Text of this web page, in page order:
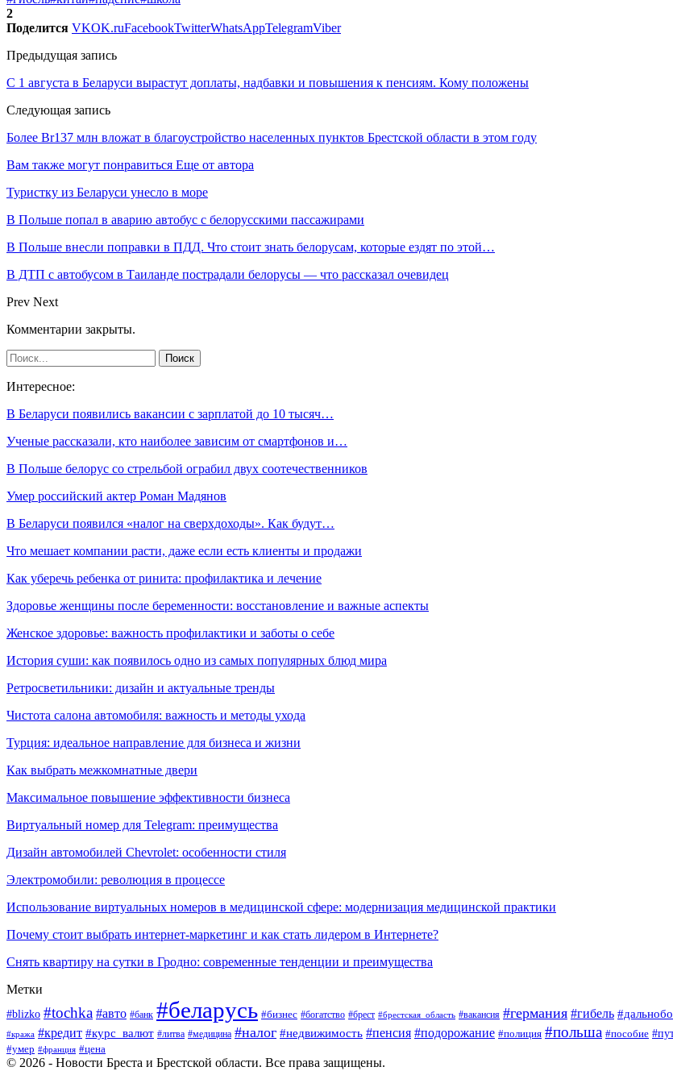
2
Поделится VKOK.ruFacebookTwitterWhatsAppTelegramViber
Предыдущая запись
С 1 августа в Беларуси вырастут доплаты, надбавки и повышения к пенсиям. Кому положены
Следующая запись
Более Br137 млн вложат в благоустройство населенных пунктов Брестской области в этом году
Вам также могут понравиться Еще от автора
Туристку из Беларуси унесло в море
В Польше попал в аварию автобус с белорусскими пассажирами
В Польше внесли поправки в ПДД. Что стоит знать белорусам, которые ездят по этой…
В ДТП с автобусом в Таиланде пострадали белорусы — что рассказал очевидец
Prev Next
Комментарии закрыты.
Интересное:
В Беларуси появились вакансии с зарплатой до 10 тысяч…
Ученые рассказали, кто наиболее зависим от смартфонов и…
В Польше белорус со стрельбой ограбил двух соотечественников
Умер российский актер Роман Мадянов
В Беларуси появился «налог на сверхдоходы». Как будут…
Что мешает компании расти, даже если есть клиенты и продажи
Как уберечь ребенка от ринита: профилактика и лечение
Здоровье женщины после беременности: восстановление и важные аспекты
Женское здоровье: важность профилактики и заботы о себе
История суши: как появилось одно из самых популярных блюд мира
Ретросветильники: дизайн и актуальные тренды
Чистота салона автомобиля: важность и методы ухода
Турция: идеальное направление для бизнеса и жизни
Как выбрать межкомнатные двери
Максимальное повышение эффективности бизнеса
Виртуальный номер для Telegram: преимущества
Дизайн автомобилей Chevrolet: особенности стиля
Электромобили: революция в процессе
Использование виртуальных номеров в медицинской сфере: модернизация медицинской практики
Почему стоит выбрать интернет-маркетинг и как стать лидером в Интернете?
Снять квартиру на сутки в Гродно: современные тенденции и преимущества
Метки
#blizko #tochka #авто #банк #беларусь #бизнес #богатство #брест #брестская_область #вакансия #германия #гибель
#кража #кредит #курс_валют #литва #медицина #налог #недвижимость #пенсия #подорожание #полиция #польша #пособие
#умер #франция #цена
© 2026 - Новости Бреста и Брестской области. Все права защищены.